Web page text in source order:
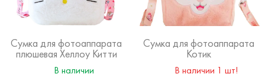
Сумка для фотоаппарата
плюшевая Хеллоу Китти
В наличии
Сумка для фотоаппарата
Котик
В наличии 1 шт!